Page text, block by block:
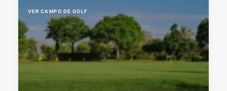
VER CAMPO DE GOLF